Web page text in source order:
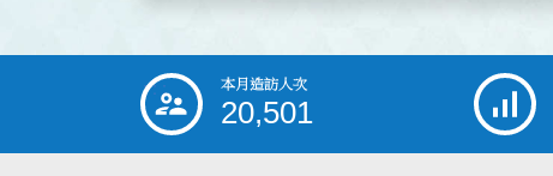
::: 本月造訪人次
20,501